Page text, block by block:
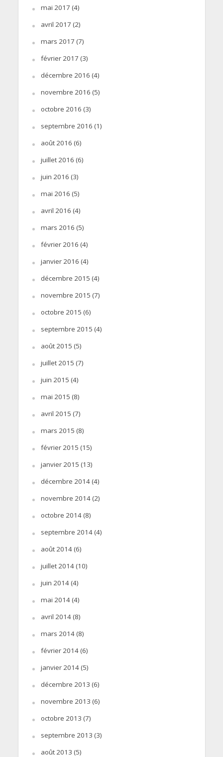
mai 2017 (4)
avril 2017 (2)
mars 2017 (7)
février 2017 (3)
décembre 2016 (4)
novembre 2016 (5)
octobre 2016 (3)
septembre 2016 (1)
août 2016 (6)
juillet 2016 (6)
juin 2016 (3)
mai 2016 (5)
avril 2016 (4)
mars 2016 (5)
février 2016 (4)
janvier 2016 (4)
décembre 2015 (4)
novembre 2015 (7)
octobre 2015 (6)
septembre 2015 (4)
août 2015 (5)
juillet 2015 (7)
juin 2015 (4)
mai 2015 (8)
avril 2015 (7)
mars 2015 (8)
février 2015 (15)
janvier 2015 (13)
décembre 2014(4)
novembre 2014(2)
octobre 2014(8)
septembre 2014(4)
août 2014(6)
juillet 2014(10)
juin 2014(4)
mai 2014(4)
avril 2014(8)
mars 2014(8)
février 2014(6)
janvier 2014(5)
décembre 2013 (6)
novembre 2013 (6)
octobre 2013 (7)
septembre 2013 (3)
août 2013 (5)